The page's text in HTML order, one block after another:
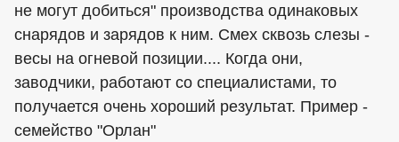
не могут добиться" производства одинаковых
снарядов и зарядов к ним. Смех сквозь слезы -
весы на огневой позиции.... Когда они,
заводчики, работают со специалистами, то
получается очень хороший результат. Пример -
семейство "Орлан"